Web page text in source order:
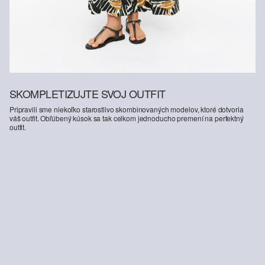
SKOMPLETIZUJTE SVOJ OUTFIT
Pripravili sme niekoľko starostlivo skombinovaných modelov, ktoré dotvoria
váš outfit. Obľúbený kúsok sa tak celkom jednoducho premení na perfektný
outfit.